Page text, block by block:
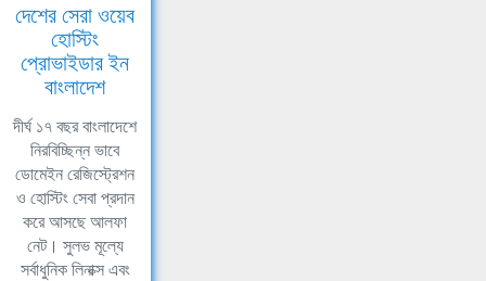
দেশের সেরা ওয়েব
হোস্টিং
প্রোভাইডার ইন
বাংলাদেশ
দীর্ঘ ১৭ বছর বাংলাদেশে
নিরবিচ্ছিন্ন ভাবে
ডোমেইন রেজিস্ট্রেশন
ও হোস্টিং সেবা প্রদান
করে আসছে আলফা
নেট। সুলভ মূল্যে
সর্বাধুনিক লিনাক্স এবং